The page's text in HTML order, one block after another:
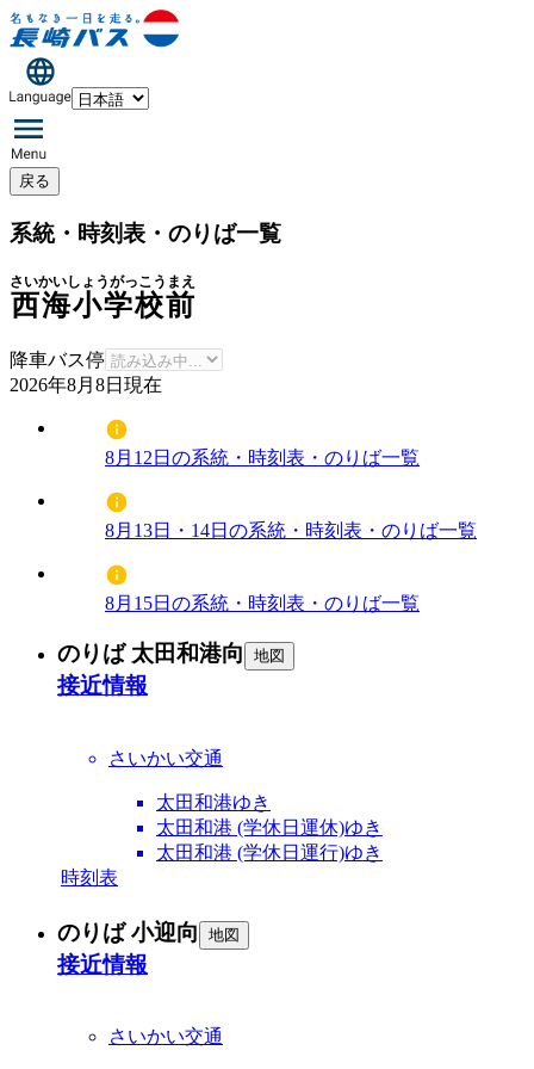
戻る
系統・時刻表・のりば一覧
西海小学校前
さいかいしょうがっこうまえ
降車バス停
2026年8月8日 現在
8月12日の系統・時刻表・のりば一覧
8月13日・14日の系統・時刻表・のりば一覧
8月15日の系統・時刻表・のりば一覧
のりば 太田和港向 地図
接近情報
さいかい交通
太田和港ゆき
太田和港 (学休日運休)ゆき
太田和港 (学休日運行)ゆき
時刻表
のりば 小迎向 地図
接近情報
さいかい交通